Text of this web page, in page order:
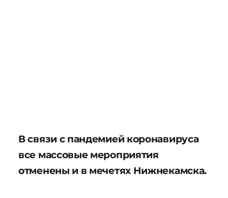
В связи с пандемией коронавируса
все массовые мероприятия
отменены и в мечетях Нижнекамска.